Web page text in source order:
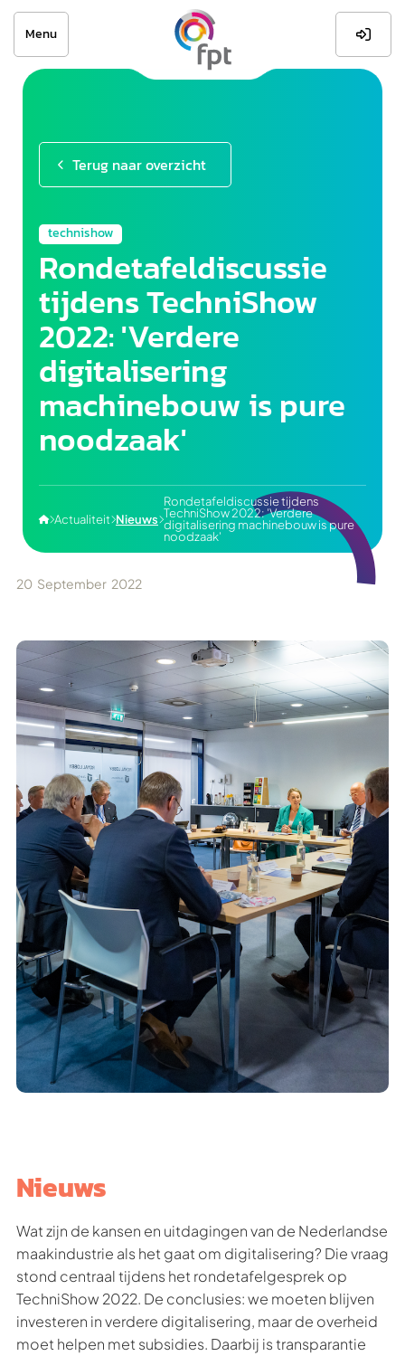
Menu 
Terug naar overzicht
technishow
Rondetafeldiscussie
tijdens TechniShow
2022: 'Verdere
digitalisering
machinebouw is pure
noodzaak'
Actualiteit Nieuws 
Rondetafeldiscussie tijdens
TechniShow 2022: 'Verdere
digitalisering machinebouw is pure
noodzaak'
20 September 2022
Nieuws
Wat zijn de kansen en uitdagingen van de Nederlandse
maakindustrie als het gaat om digitalisering? Die vraag
stond centraal tijdens het rondetafelgesprek op
TechniShow 2022. De conclusies: we moeten blijven
investeren in verdere digitalisering, maar de overheid
moet helpen met subsidies. Daarbij is transparantie